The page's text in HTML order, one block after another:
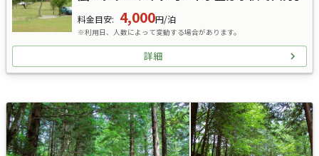
料金目安: 4,000円/泊
※利用日、人数によって変動する場合があります。
詳細